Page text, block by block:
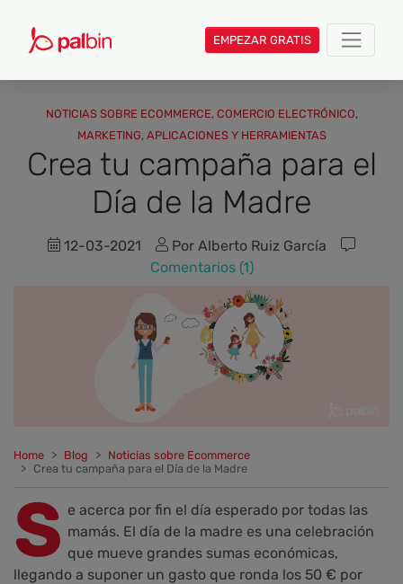
EMPEZAR GRATIS
NOTICIAS SOBRE ECOMMERCE, COMERCIO ELECTRÓNICO,
MARKETING, APLICACIONES Y HERRAMIENTAS
Crea tu campaña para el
Día de la Madre
12-03-2021
Por Alberto Ruiz García
Comentarios (1)
Home Blog
Noticias sobre Ecommerce
Crea tu campaña para el Día de la Madre
S e acerca por fin el día esperado por todas las
mamás. El día de la madre es una celebración
que mueve grandes sumas económicas,
llegando a suponer un gasto que ronda los 50 € por